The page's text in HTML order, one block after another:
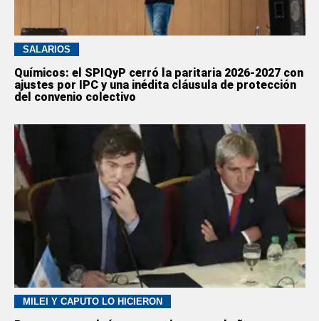
SALARIOS
Químicos: el SPIQyP cerró la paritaria 2026-2027 con
ajustes por IPC y una inédita cláusula de protección
del convenio colectivo
MILEI Y CAPUTO LO HICIERON